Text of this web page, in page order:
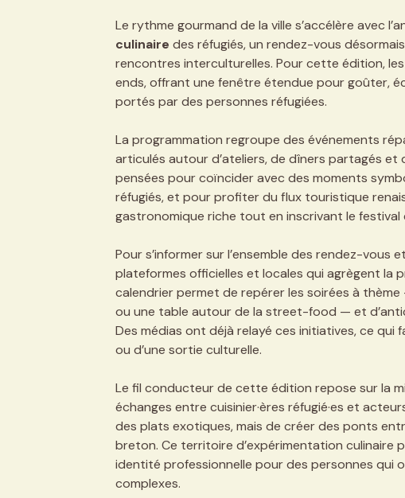
Le rythme gourmand de la ville s’accélère avec
culinaire des réfugiés, un rendez-vous
rencontres interculturelles. Pour cette édition,
ends, offrant une fenêtre étendue pour goûter,
portés par des personnes réfugiées.
La programmation regroupe des événements
articulés autour d’ateliers, de dîners partagés
pensées pour coïncider avec des moments
réfugiés, et pour profiter du flux touristique
gastronomique riche tout en inscrivant le
Pour s’informer sur l’ensemble des rendez-vous
plateformes officielles et locales qui agrègent la
calendrier permet de repérer les soirées à
ou une table autour de la street-food — et
Des médias ont déjà relayé ces initiatives, ce qui
ou d’une sortie culturelle.
Le fil conducteur de cette édition repose sur la
échanges entre cuisinier·ères réfugié·es et
des plats exotiques, mais de créer des ponts
breton. Ce territoire d’expérimentation culinaire
identité professionnelle pour des personnes qui
complexes.